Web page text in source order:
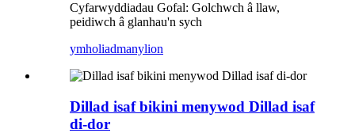
Cyfarwyddiadau Gofal: Golchwch â llaw,
peidiwch â glanhau'n sych
ymholiadmanylion
Dillad isaf bikini menywod Dillad isaf
di-dor